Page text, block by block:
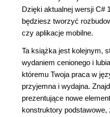
Dzięki aktualnej wersji C#
będziesz tworzyć
czy aplikacje mobilne.
Ta książka jest kolejnym,
wydaniem cenionego i
któremu Twoja praca w
przyjemna i wydajna.
prezentujące nowe
konstruktory podstawowe,